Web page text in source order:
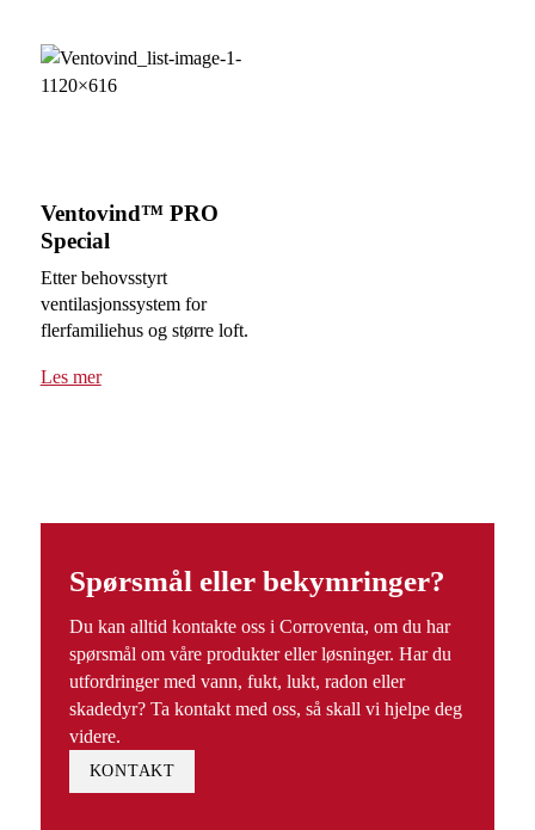
Ventovind™ PRO
Special
Etter behovsstyrt
ventilasjonssystem for
flerfamiliehus og større loft.
Les mer
Spørsmål eller bekymringer?
Du kan alltid kontakte oss i Corroventa, om du har
spørsmål om våre produkter eller løsninger. Har du
utfordringer med vann, fukt, lukt, radon eller
skadedyr? Ta kontakt med oss, så skall vi hjelpe deg
videre.
KONTAKT